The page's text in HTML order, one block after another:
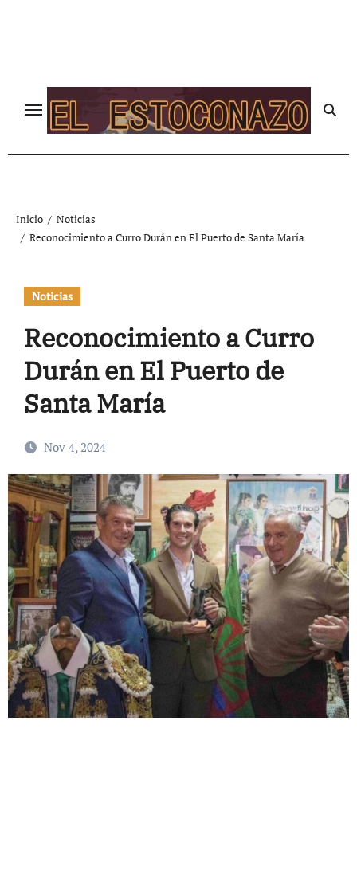
Inicio
Noticias
Reconocimiento a Curro Durán en El Puerto de Santa María
Noticias
Reconocimiento a Curro
Durán en El Puerto de
Santa María
Nov 4, 2024